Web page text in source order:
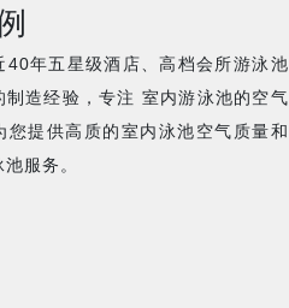
40年五星级酒店、高档会所游泳池
制造经验，专注 室内游泳池的空气
您提供高质的室内泳池空气质量和
服务。